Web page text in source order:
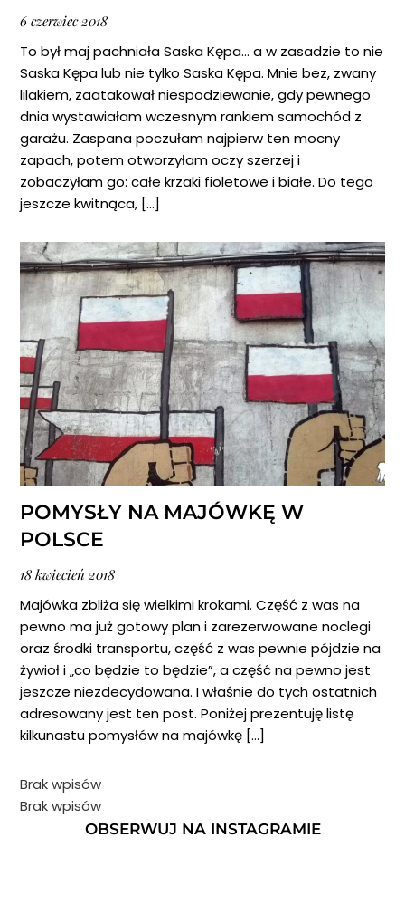
6 czerwiec 2018
To był maj pachniała Saska Kępa… a w zasadzie to nie
Saska Kępa lub nie tylko Saska Kępa. Mnie bez, zwany
lilakiem, zaatakował niespodziewanie, gdy pewnego
dnia wystawiałam wczesnym rankiem samochód z
garażu. Zaspana poczułam najpierw ten mocny
zapach, potem otworzyłam oczy szerzej i
zobaczyłam go: całe krzaki fioletowe i białe. Do tego
jeszcze kwitnąca, […]
POMYSŁY NA MAJÓWKĘ W
POLSCE
18 kwiecień 2018
Majówka zbliża się wielkimi krokami. Część z was na
pewno ma już gotowy plan i zarezerwowane noclegi
oraz środki transportu, część z was pewnie pójdzie na
żywioł i „co będzie to będzie”, a część na pewno jest
jeszcze niezdecydowana. I właśnie do tych ostatnich
adresowany jest ten post. Poniżej prezentuję listę
kilkunastu pomysłów na majówkę […]
Brak wpisów
Brak wpisów
OBSERWUJ NA INSTAGRAMIE